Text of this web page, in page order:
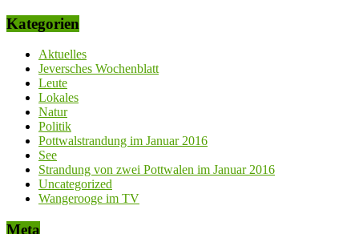
Kategorien
Aktuelles
Jeversches Wochenblatt
Leute
Lokales
Natur
Politik
Pottwalstrandung im Januar 2016
See
Strandung von zwei Pottwalen im Januar 2016
Uncategorized
Wangerooge im TV
Meta